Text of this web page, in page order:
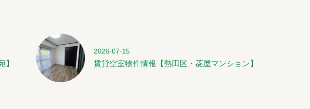
2026-07-15
賃貸空室物件情報【熱田区・菱屋マンション】